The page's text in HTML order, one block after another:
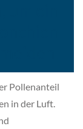
Pollenanteil
in der Luft.